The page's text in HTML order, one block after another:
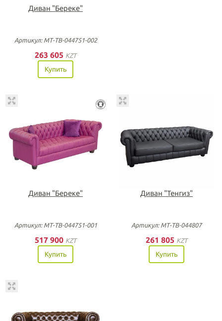
Диван "Береке"
Артикул: МТ-ТВ-044751-002
263 605 KZT
Купить
Диван "Береке"
Артикул: МТ-ТВ-044751-001
517 900 KZT
Купить
Диван "Тенгиз"
Артикул: МТ-ТВ-044807
261 805 KZT
Купить